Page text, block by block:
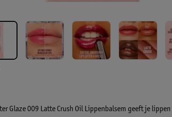
Glaze 009 Latte Crush Oil Lippenbalsem geeft je